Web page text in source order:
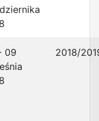
09
2018/